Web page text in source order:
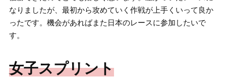
なりましたが、最初から攻めていく作戦が上手くいって良か
ったです。機会があればまた日本のレースに参加したいで
す。
女子スプリント